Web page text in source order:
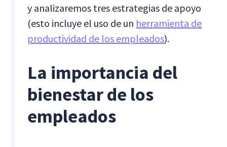
y analizaremos tres estrategias de apoyo
(esto incluye el uso de un herramienta de
productividad de los empleados).
La importancia del
bienestar de los
empleados